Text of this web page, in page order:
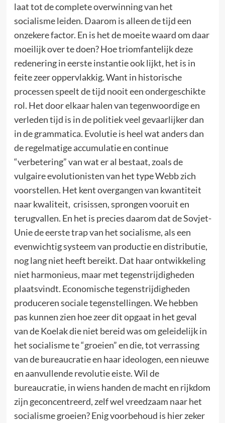
laat tot de complete overwinning van het
socialisme leiden. Daarom is alleen de tijd een
onzekere factor. En is het de moeite waard om daar
moeilijk over te doen? Hoe triomfantelijk deze
redenering in eerste instantie ook lijkt, het is in
feite zeer oppervlakkig. Want in historische
processen speelt de tijd nooit een ondergeschikte
rol. Het door elkaar halen van tegenwoordige en
verleden tijd is in de politiek veel gevaarlijker dan
in de grammatica. Evolutie is heel wat anders dan
de regelmatige accumulatie en continue
“verbetering” van wat er al bestaat, zoals de
vulgaire evolutionisten van het type Webb zich
voorstellen. Het kent overgangen van kwantiteit
naar kwaliteit, crisissen, sprongen vooruit en
terugvallen. En het is precies daarom dat de Sovjet-
Unie de eerste trap van het socialisme, als een
evenwichtig systeem van productie en distributie,
nog lang niet heeft bereikt. Dat haar ontwikkeling
niet harmonieus, maar met tegenstrijdigheden
plaatsvindt. Economische tegenstrijdigheden
produceren sociale tegenstellingen. We hebben
pas kunnen zien hoe zeer dit opgaat in het geval
van de Koelak die niet bereid was om geleidelijk in
het socialisme te “groeien” en die, tot verrassing
van de bureaucratie en haar ideologen, een nieuwe
en aanvullende revolutie eiste. Wil de
bureaucratie, in wiens handen de macht en rijkdom
zijn geconcentreerd, zelf wel vreedzaam naar het
socialisme groeien? Enig voorbehoud is hier zeker